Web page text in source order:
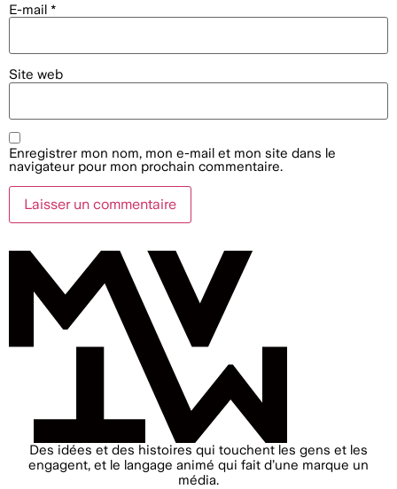
E-mail *
Site web
Enregistrer mon nom, mon e-mail et mon site dans le
navigateur pour mon prochain commentaire.
Des idées et des histoires qui touchent les gens et les
engagent, et le langage animé qui fait d’une marque un
média.